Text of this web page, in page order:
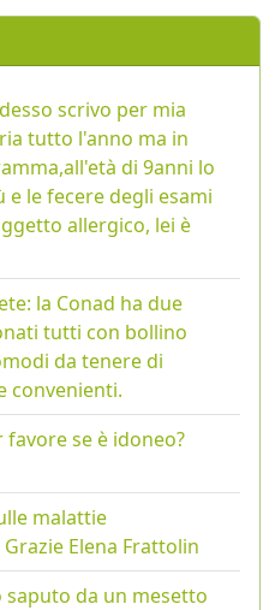
scrivo per mia
tutto l'anno ma in
di 9anni lo
e le fecere degli esami
allergico, lei è
la Conad ha due
tutti con bollino
da tenere di
convenienti.
se è idoneo?
malattie
Elena Frattolin
saputo da un mesetto